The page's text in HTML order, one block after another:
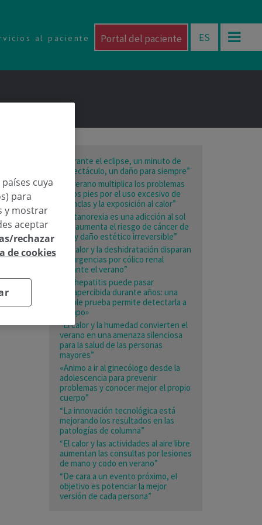
al paciente Portal del paciente ES
“Durante el eclipse, un minuto de
espectáculo, un daño para siempre”
“El verano multiplica los problemas
en los pies por el uso excesivo de
chanclas y la exposición al calor”
“La tanorexia es una adicción al sol
que aumenta el riesgo de cáncer de
piel y daño estético irreversible”
“El calor y la deshidratación disparan
las urgencias por cólico renal
durante el verano”
«La hepatitis puede pasar
desapercibida durante años: una
simple prueba permite detectarla a
tiempo»
“El calor y la humedad convierten el
verano en una amenaza silenciosa
para la salud de las personas
mayores”
«Animo a ir al ginecólogo desde la
adolescencia para prevenir
problemas y conocer mejor el propio
cuerpo”
“La innovación tecnológica está
mejorando los resultados en las
patologías de columna”
“El calor y las actividades al aire libre
aumentan las consultas por lesiones
de mano y codo en verano”
“De cara a un evento próximo, el
objetivo es potenciar la mejor
versión de cada persona”
cuya
para
y mostrar
aceptar
rechazar
de cookies